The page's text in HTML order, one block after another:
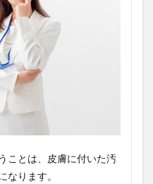
ことは、皮膚に付いた汚
なります。